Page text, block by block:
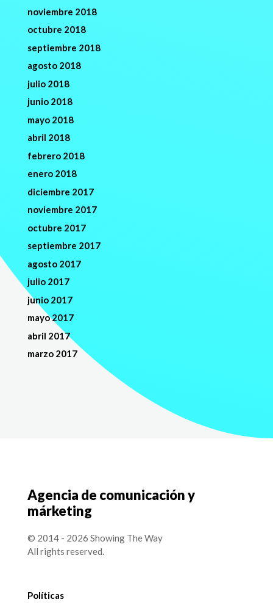
noviembre 2018
octubre 2018
septiembre 2018
agosto 2018
julio 2018
junio 2018
mayo 2018
abril 2018
febrero 2018
enero 2018
diciembre 2017
noviembre 2017
octubre 2017
septiembre 2017
agosto 2017
julio 2017
junio 2017
mayo 2017
abril 2017
marzo 2017
Agencia de comunicación y
márketing
© 2014 - 2026 Showing The Way
All rights reserved.
Políticas